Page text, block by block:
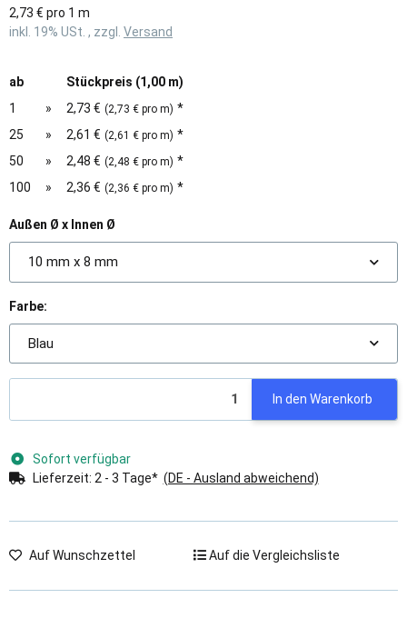
2,73 € pro 1 m
inkl. 19% USt. , zzgl. Versand
ab
Stückpreis (1,00 m)
1
» 2,73 € (2,73 € pro m) *
25
» 2,61 € (2,61 € pro m) *
50
» 2,48 € (2,48 € pro m) *
100
» 2,36 € (2,36 € pro m) *
Außen Ø x Innen Ø
10 mm x 8 mm
Farbe:
Blau
In den Warenkorb
Sofort verfügbar
Lieferzeit: 2 - 3 Tage* (DE - Ausland abweichend)
Auf Wunschzettel Auf die Vergleichsliste